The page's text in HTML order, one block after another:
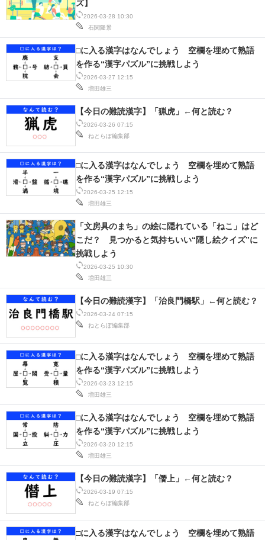
2026-03-28 10:30
石関隆景
ズ】
2026-03-27 12:15
増田雄三
□に入る漢字はなんでしょう 空欄を埋めて熟語
を作る“漢字パズル”に挑戦しよう
2026-03-26 07:15
ねとらぼ編集部
【今日の難読漢字】「猟虎」←何と読む？
2026-03-25 12:15
増田雄三
□に入る漢字はなんでしょう 空欄を埋めて熟語
を作る“漢字パズル”に挑戦しよう
2026-03-25 10:30
増田雄三
「文房具のまち」の絵に隠れている「ねこ」はど
こだ？ 見つかると気持ちいい“隠し絵クイズ”に
挑戦しよう
2026-03-24 07:15
ねとらぼ編集部
【今日の難読漢字】「治良門橋駅」←何と読む？
2026-03-23 12:15
増田雄三
□に入る漢字はなんでしょう 空欄を埋めて熟語
を作る“漢字パズル”に挑戦しよう
2026-03-20 12:15
増田雄三
□に入る漢字はなんでしょう 空欄を埋めて熟語
を作る“漢字パズル”に挑戦しよう
2026-03-19 07:15
ねとらぼ編集部
【今日の難読漢字】「僭上」←何と読む？
□に入る漢字はなんでしょう 空欄を埋めて熟語